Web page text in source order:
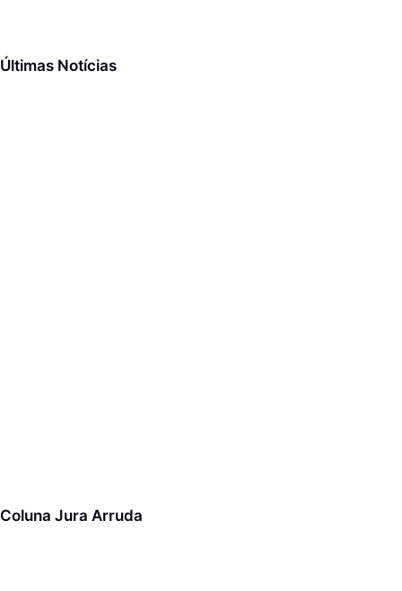
Últimas Notícias
Coluna Jura Arruda